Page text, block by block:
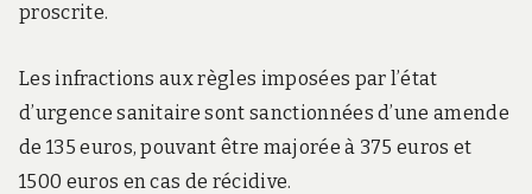
proscrite.
Les infractions aux règles imposées par l’état
d’urgence sanitaire sont sanctionnées d’une amende
de 135 euros, pouvant être majorée à 375 euros et
1500 euros en cas de récidive.